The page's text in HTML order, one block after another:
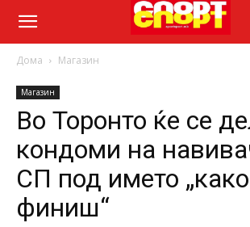
Дома Магазин
Магазин
Во Торонто ќе се
кондоми на
СП под името
финиш“